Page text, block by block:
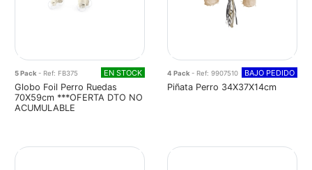
5 Pack- Ref: FB375 EN STOCK
Globo Foil Perro Ruedas
70X59cm ***OFERTA DTO NO
ACUMULABLE
4 Pack- Ref: 9907510 BAJO PEDIDO
Piñata Perro 34X37X14cm